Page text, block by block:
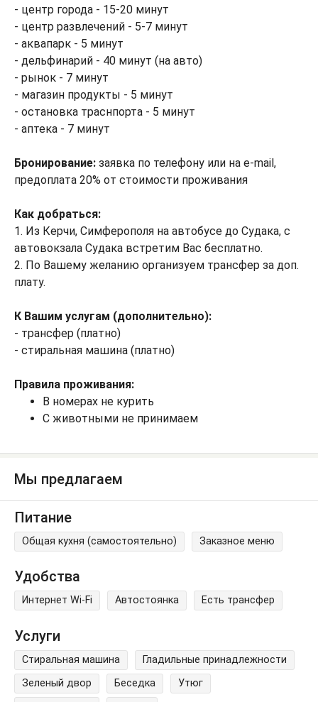
- центр города - 15-20 минут
- центр развлечений - 5-7 минут
- аквапарк - 5 минут
- дельфинарий - 40 минут (на авто)
- рынок - 7 минут
- магазин продукты - 5 минут
- остановка траснпорта - 5 минут
- аптека - 7 минут
Бронирование: заявка по телефону или на e-mail,
предоплата 20% от стоимости проживания
Как добраться:
1. Из Керчи, Симферополя на автобусе до Судака, с
автовокзала Судака встретим Вас бесплатно.
2. По Вашему желанию организуем трансфер за доп.
плату.
К Вашим услугам (дополнительно):
- трансфер (платно)
- стиральная машина (платно)
Правила проживания:
В номерах не курить
С животными не принимаем
Мы предлагаем
Питание
Общая кухня (самостоятельно) Заказное меню
Удобства
Интернет Wi-Fi Автостоянка Есть трансфер
Услуги
Стиральная машина
Гладильные принадлежности
Зеленый двор
Беседка
Утюг